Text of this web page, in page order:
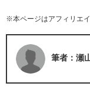
※本ページはアフィリエ
筆者：瀬